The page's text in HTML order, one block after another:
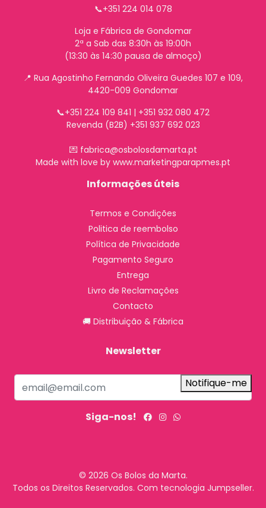
📞+351 224 014 078
Loja e Fábrica de Gondomar
2ª a Sab das 8:30h às 19:00h
(13:30 às 14:30 pausa de almoço)
📍 Rua Agostinho Fernando Oliveira Guedes 107 e 109,
4420-009 Gondomar
📞+351 224 109 841 | +351 932 080 472
Revenda (B2B) +351 937 692 023
💌 fabrica@osbolosdamarta.pt
Made with love by www.marketingparapmes.pt
Informações úteis
Termos e Condições
Politica de reembolso
Política de Privacidade
Pagamento Seguro
Entrega
Livro de Reclamações
Contacto
🚚 Distribuição & Fábrica
Newsletter
Notifique-me
Siga-nos!
© 2026 Os Bolos da Marta.
Todos os Direitos Reservados. Com tecnologia Jumpseller.